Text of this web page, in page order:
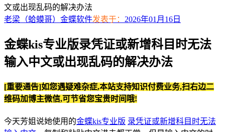
文或出现乱码的解决办法
老梁（蛤蟆哥） 金蝶软件发表于： 2026年01月16日
金蝶kis专业版录凭证或新增科目时无法
输入中文或出现乱码的解决办法
[重要通告]如您遇疑难杂症,本站支持知识付费业务,扫右边二
维码加博主微信,可节省您宝贵时间哦!
今天芳姐说她使用的金蝶kis专业版 录凭证或新增科目时无法